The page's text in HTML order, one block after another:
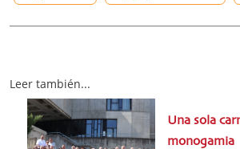
Leer también...
Una sola
monogamia